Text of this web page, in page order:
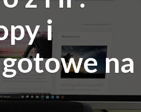
i
na